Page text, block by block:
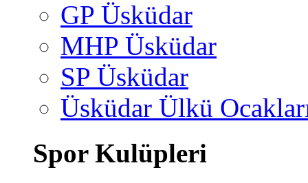
GP Üsküdar
MHP Üsküdar
SP Üsküdar
Üsküdar Ülkü
Spor Kulüpleri